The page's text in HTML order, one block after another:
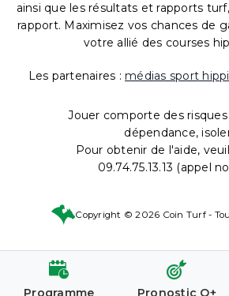
ainsi que les résultats et rapports
rapport. Maximisez vos chances de
votre allié des courses
Les partenaires : médias sport
Jouer comporte des
dépendance,
Pour obtenir de l'aide,
09.74.75.13.13 (appel
Copyright © 2026 Coin Turf -
Programme Pronostic Q+